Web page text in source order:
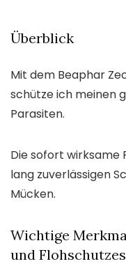
Überblick
Mit dem Beaphar
schütze ich meinen
Parasiten.
Die sofort wirksame
lang zuverlässigen
Mücken.
Wichtige
und Flohschutzes